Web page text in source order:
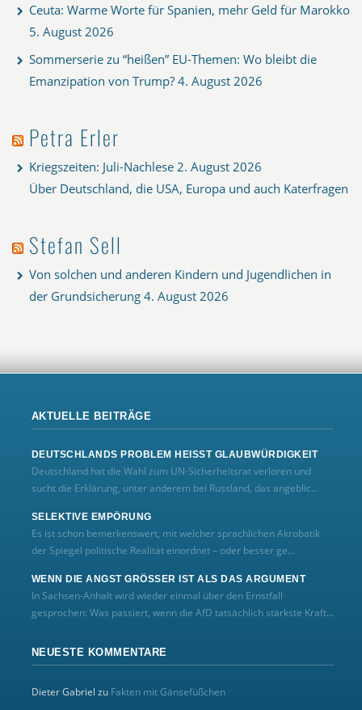
Ceuta: Warme Worte für Spanien, mehr Geld für Marokko
5. August 2026
Sommerserie zu “heißen” EU-Themen: Wo bleibt die
Emanzipation von Trump? 4. August 2026
Petra Erler
Kriegszeiten: Juli-Nachlese 2. August 2026
Über Deutschland, die USA, Europa und auch Katerfragen
Stefan Sell
Von solchen und anderen Kindern und Jugendlichen in
der Grundsicherung 4. August 2026
AKTUELLE BEITRÄGE
DEUTSCHLANDS PROBLEM HEISST GLAUBWÜRDIGKEIT
Deutschland hat die Wahl zum UN‑Sicherheitsrat verloren und
sucht die Erklärung, unter anderem bei Russland, das angeblic...
SELEKTIVE EMPÖRUNG
Es ist schon bemerkenswert, mit welcher sprachlichen Akrobatik
der Spiegel politische Realität einordnet – oder besser ge...
WENN DIE ANGST GRÖSSER IST ALS DAS ARGUMENT
In Sachsen-Anhalt wird wieder einmal über den Ernstfall
gesprochen: Was passiert, wenn die AfD tatsächlich stärkste Kraft...
NEUESTE KOMMENTARE
Dieter Gabriel zu Fakten mit Gänsefüßchen